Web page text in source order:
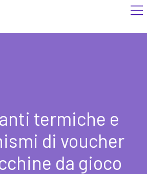
termiche e
di voucher
da gioco